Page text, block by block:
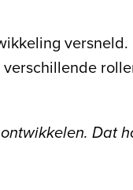
versneld.
Dat